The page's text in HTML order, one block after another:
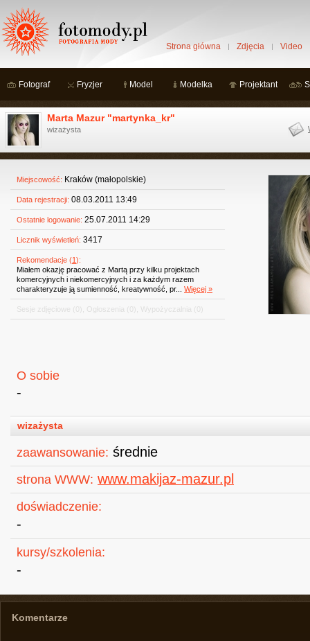
Strona główna Zdjęcia Video
Fotograf Fryzjer Model Modelka Projektant
Marta Mazur "martynka_kr"
wizażysta
Miejscowość: Kraków (małopolskie)
Data rejestracji: 08.03.2011 13:49
Ostatnie logowanie: 25.07.2011 14:29
Licznik wyświetleń: 3417
Rekomendacje (1):
Miałem okazję pracować z Martą przy kilku projektach
komercyjnych i niekomercyjnych i za każdym razem
charakteryzuje ją sumienność, kreatywność, pr... Więcej »
Sesje zdjęciowe (0) Ogłoszenia (0) Wypożyczalnia (0)
O sobie
-
wizażysta
zaawansowanie: średnie
strona WWW: www.makijaz-mazur.pl
doświadczenie:
-
kursy/szkolenia:
-
Komentarze